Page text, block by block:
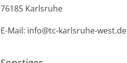
76185 Karlsruhe
E-Mail: info@tc-karlsruhe-west.de